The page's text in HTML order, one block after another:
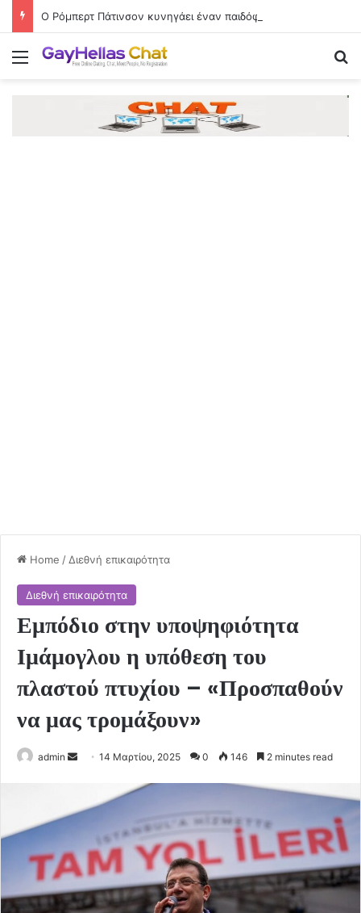
Menu
Home / Διεθνή επικαιρότητα
Διεθνή επικαιρότητα
Εμπόδιο στην υποψηφιότητα
Ιμάμογλου η υπόθεση του
πλαστού πτυχίου – «Προσπαθούν
να μας τρομάξουν»
admin
Send14 Μαρτίου, 2025 0 146 2 minutes read